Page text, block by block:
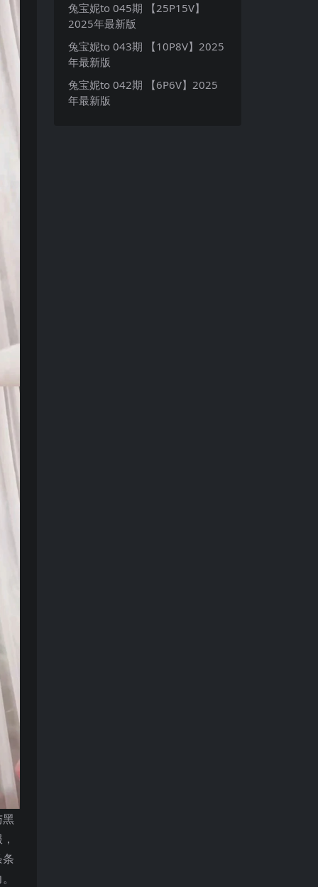
兔宝妮to 045期 【25P15V】
2025年最新版
兔宝妮to 043期 【10P8V】2025
年最新版
兔宝妮to 042期 【6P6V】2025
年最新版